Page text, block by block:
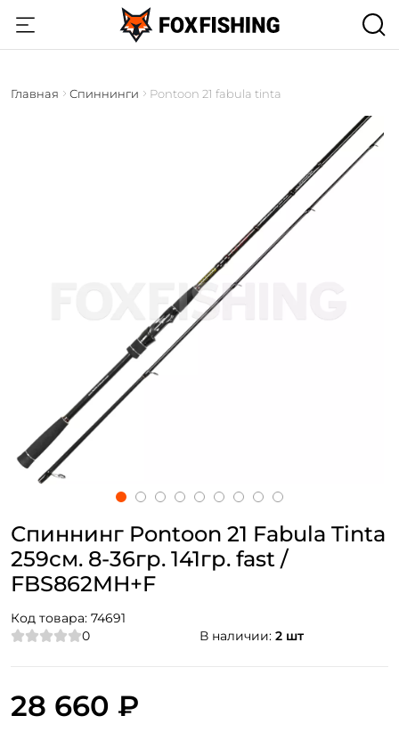
Главная Спиннинги Pontoon 21 fabula tinta
Спиннинг Pontoon 21 Fabula Tinta
259см. 8-36гр. 141гр. fast /
FBS862MH+F
Код товара: 74691
0
В наличии: 2 шт
28 660 ₽